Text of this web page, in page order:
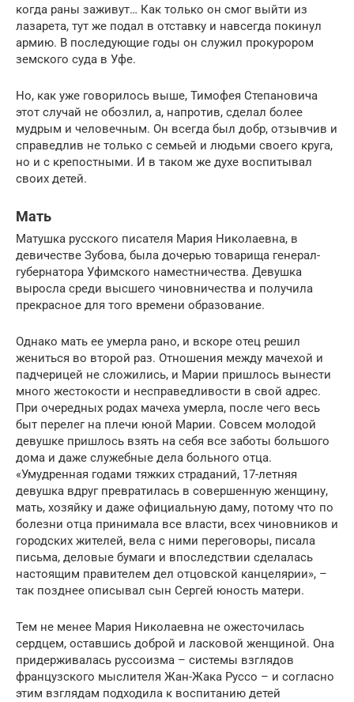
когда раны заживут… Как только он смог выйти из
лазарета, тут же подал в отставку и навсегда покинул
армию. В последующие годы он служил прокурором
земского суда в Уфе.
Но, как уже говорилось выше, Тимофея Степановича
этот случай не обозлил, а, напротив, сделал более
мудрым и человечным. Он всегда был добр, отзывчив и
справедлив не только с семьей и людьми своего круга,
но и с крепостными. И в таком же духе воспитывал
своих детей.
Мать
Матушка русского писателя Мария Николаевна, в
девичестве Зубова, была дочерью товарища генерал-
губернатора Уфимского наместничества. Девушка
выросла среди высшего чиновничества и получила
прекрасное для того времени образование.
Однако мать ее умерла рано, и вскоре отец решил
жениться во второй раз. Отношения между мачехой и
падчерицей не сложились, и Марии пришлось вынести
много жестокости и несправедливости в свой адрес.
При очередных родах мачеха умерла, после чего весь
быт перелег на плечи юной Марии. Совсем молодой
девушке пришлось взять на себя все заботы большого
дома и даже служебные дела больного отца.
«Умудренная годами тяжких страданий, 17-летняя
девушка вдруг превратилась в совершенную женщину,
мать, хозяйку и даже официальную даму, потому что по
болезни отца принимала все власти, всех чиновников и
городских жителей, вела с ними переговоры, писала
письма, деловые бумаги и впоследствии сделалась
настоящим правителем дел отцовской канцелярии», –
так позднее описывал сын Сергей юность матери.
Тем не менее Мария Николаевна не ожесточилась
сердцем, оставшись доброй и ласковой женщиной. Она
придерживалась руссоизма – системы взглядов
французского мыслителя Жан-Жака Руссо – и согласно
этим взглядам подходила к воспитанию детей